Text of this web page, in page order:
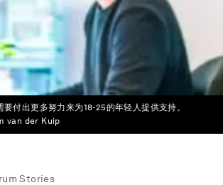
付出更多努力来为18-25的年轻人提供支持。
van der Kuip
Stories